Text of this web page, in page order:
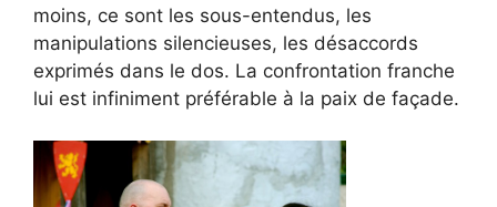
moins, ce sont les sous-entendus, les
manipulations silencieuses, les désaccords
exprimés dans le dos. La confrontation franche
lui est infiniment préférable à la paix de façade.